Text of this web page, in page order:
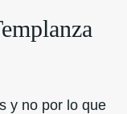
y no por lo que